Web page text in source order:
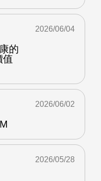
的
值
2026/06/04
2026/06/02
2026/05/28